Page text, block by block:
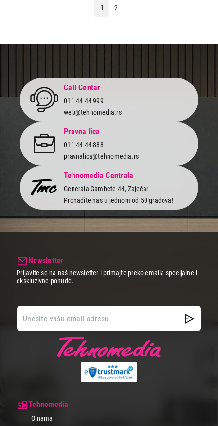
1
2
Cena
Cena od
Sve grupe koje sadrzeGalaxy Z Flip5
Mobilni telefoni (106)
Oprema za mobilne telefone (24)
Smart watch (26)
Tableti (26)
Slušalice (13)
Blenderi (1)
Oprema za laptop (1)
Ugradne mašine za pranje sudova (1)
Primeni filtere
Call Centar
011 44 44 999
web@tehnomedia.rs
Pravna lica
011 44 44 888
pravnalica@tehnomedia.rs
Tehnomedia Centrala
Generala Gambete 44, Zaječar
Pronađite nas u jednom od 50 gradova!
Tehnomedia
O nama
Newsletter
Prijavite se na naš newsletter i primajte preko emaila specijalne i
ekskluzivne ponude.